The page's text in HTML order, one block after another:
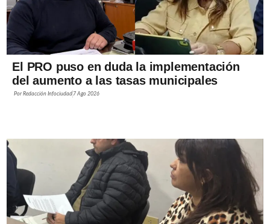
El PRO puso en duda la implementación
del aumento a las tasas municipales
PorRedacción Infociudad 7 Ago 2026